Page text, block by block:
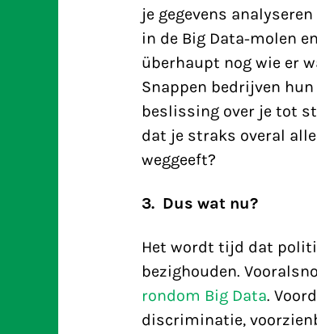
je gegevens
in de Big Data-molen
überhaupt nog wie er
Snappen bedrijven
beslissing over je tot
dat je straks overal
weggeeft?
3. Dus wat nu?
Het wordt tijd dat
bezighouden.
rondom Big Data.
discriminatie,